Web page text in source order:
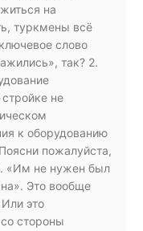
на
туркмены всё
слово
так? 2.
не
к оборудованию
пожалуйста,
«Им не нужен был
Это вообще
это
стороны